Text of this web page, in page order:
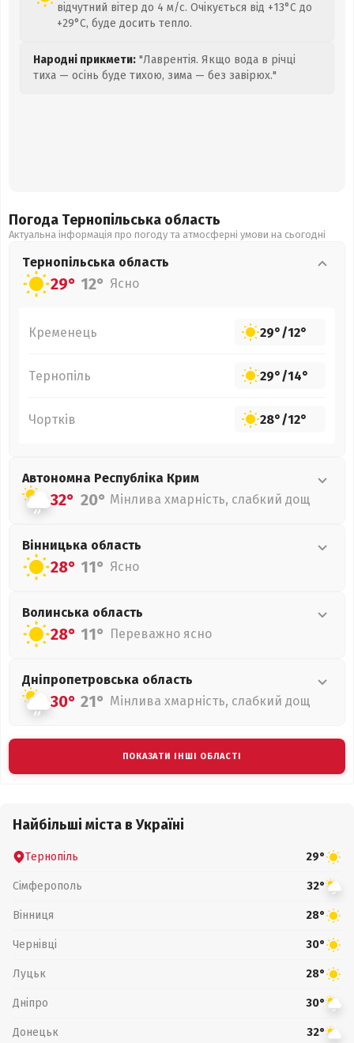
відчутний вітер до 4 м/с. Очікується від +13°C до
+29°C, буде досить тепло.
Народні прикмети: "Лаврентія. Якщо вода в річці
тиха — осінь буде тихою, зима — без завірюх."
Погода Тернопільська область
Актуальна інформація про погоду та атмосферні умови на сьогодні
Тернопільська область
29° 12° Ясно
Кременець 29°/12°
Тернопіль 29°/14°
Чортків 28°/12°
Автономна Республіка Крим
32° 20° Мінлива хмарність, слабкий дощ
Вінницька область
28° 11° Ясно
Волинська область
28° 11° Переважно ясно
Дніпропетровська область
30° 21° Мінлива хмарність, слабкий дощ
ПОКАЗАТИ ІНШІ ОБЛАСТІ
Найбільші міста в Україні
Тернопіль 29°
Сімферополь 32°
Вінниця 28°
Чернівці 30°
Луцьк 28°
Дніпро 30°
Донецьк 32°